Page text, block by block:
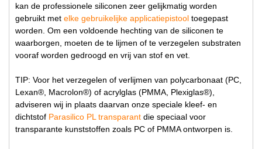
kan de professionele siliconen zeer gelijkmatig worden
gebruikt met elke gebruikelijke applicatiepistool toegepast
worden. Om een voldoende hechting van de siliconen te
waarborgen, moeten de te lijmen of te verzegelen substraten
vooraf worden gedroogd en vrij van stof en vet.
TIP: Voor het verzegelen of verlijmen van polycarbonaat (PC,
Lexan®, Macrolon®) of acrylglas (PMMA, Plexiglas®),
adviseren wij in plaats daarvan onze speciale kleef- en
dichtstof Parasilico PL transparant die speciaal voor
transparante kunststoffen zoals PC of PMMA ontworpen is.